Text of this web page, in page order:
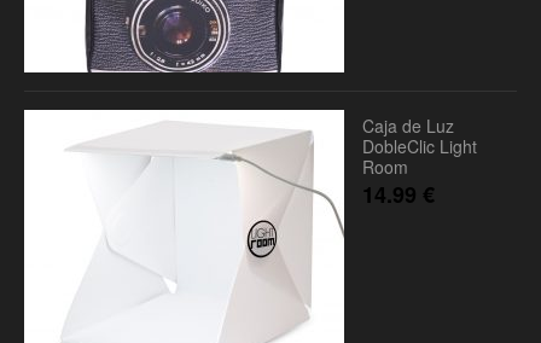
Caja de Luz
DobleClic Light
Room
14.99 €